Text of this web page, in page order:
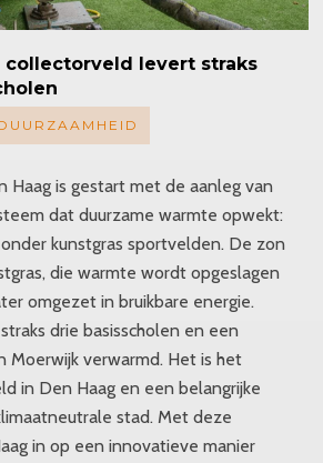
collectorveld levert straks
Haag is gestart met de aanleg van
dat duurzame warmte opwekt:
kunstgras sportvelden. De zon
die warmte wordt opgeslagen
omgezet in bruikbare energie.
drie basisscholen en een
Moerwijk verwarmd. Het is het
in Den Haag en een belangrijke
stad. Met deze
in op een innovatieve manier